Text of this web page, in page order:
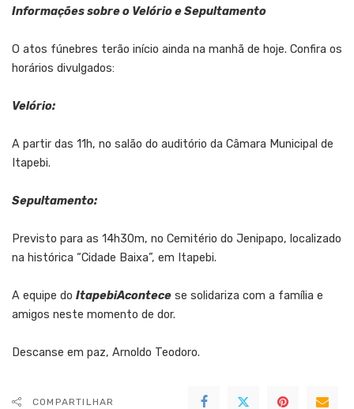
Informações sobre o Velório e Sepultamento
O atos fúnebres terão início ainda na manhã de hoje. Confira os
horários divulgados:
Velório:
A partir das 11h, no salão do auditório da Câmara Municipal de
Itapebi.
Sepultamento:
Previsto para as 14h30m, no Cemitério do Jenipapo, localizado
na histórica “Cidade Baixa”, em Itapebi.
A equipe do ItapebiAcontece se solidariza com a família e
amigos neste momento de dor.
Descanse em paz, Arnoldo Teodoro.
COMPARTILHAR